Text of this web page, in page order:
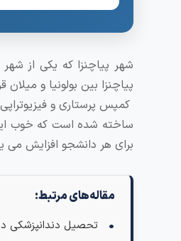
شهر پیاچنزا که یکی از
کمپس پرستاری و
ساخته شده است که خوب این
برای هر دانشجو افزایش می
مقاله‌های مرتبط:
تحصیل دندانپزشکی